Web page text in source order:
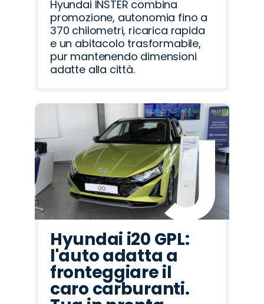
Hyundai INSTER combina
promozione, autonomia fino a
370 chilometri, ricarica rapida
e un abitacolo trasformabile,
pur mantenendo dimensioni
adatte alla città.
Hyundai i20 GPL:
l'auto adatta a
fronteggiare il
caro carburanti.